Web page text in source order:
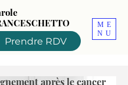
Prendre RDV
ME
NU
après le cancer